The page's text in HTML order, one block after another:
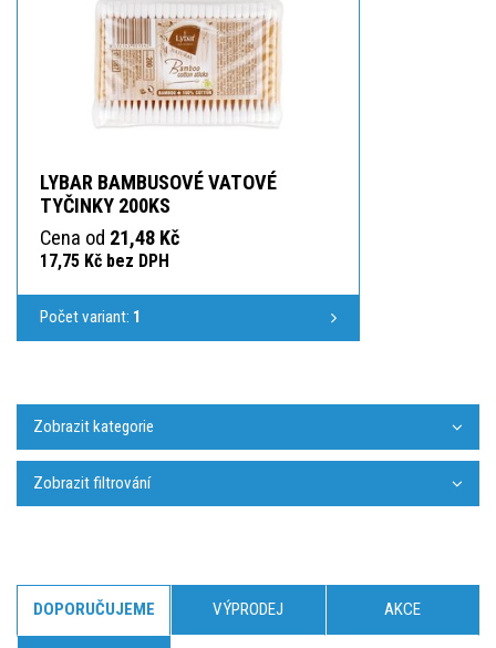
LYBAR BAMBUSOVÉ VATOVÉ
TYČINKY 200KS
Cena od 21,48 Kč
17,75 Kč bez DPH
Počet variant: 1
Zobrazit kategorie
Zobrazit filtrování
DOPORUČUJEME VÝPRODEJ AKCE